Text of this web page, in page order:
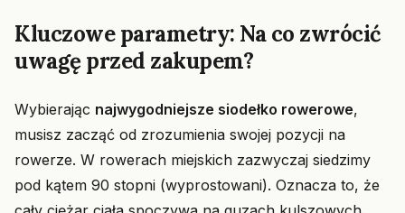
Kluczowe parametry: Na co zwrócić
uwagę przed zakupem?
Wybierając najwygodniejsze siodełko rowerowe,
musisz zacząć od zrozumienia swojej pozycji na
rowerze. W rowerach miejskich zazwyczaj siedzimy
pod kątem 90 stopni (wyprostowani). Oznacza to, że